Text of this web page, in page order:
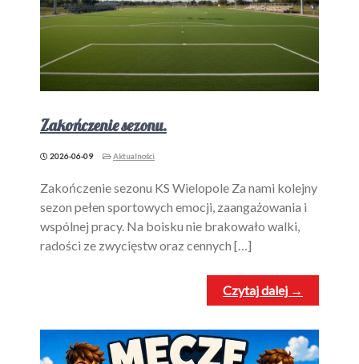
Zakończenie sezonu.
2026-06-09 Aktualności
Zakończenie sezonu KS Wielopole Za nami kolejny
sezon pełen sportowych emocji, zaangażowania i
wspólnej pracy. Na boisku nie brakowało walki,
radości ze zwycięstw oraz cennych […]
Czytaj dalej →